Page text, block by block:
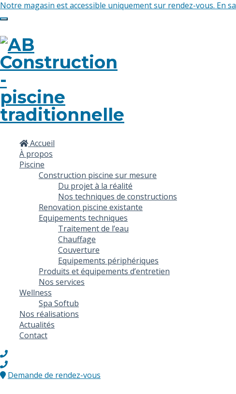
Notre magasin est accessible uniquement sur rendez-vous. En
Toggle
navigation
Accueil
À propos
Piscine
Construction piscine sur mesure
Du projet à la réalité
Nos techniques de constructions
Renovation piscine existante
Equipements techniques
Traitement de l’eau
Chauffage
Couverture
Equipements périphériques
Produits et équipements d’entretien
Nos services
Wellness
Spa Softub
Nos réalisations
Actualités
Contact
Demande de rendez-vous